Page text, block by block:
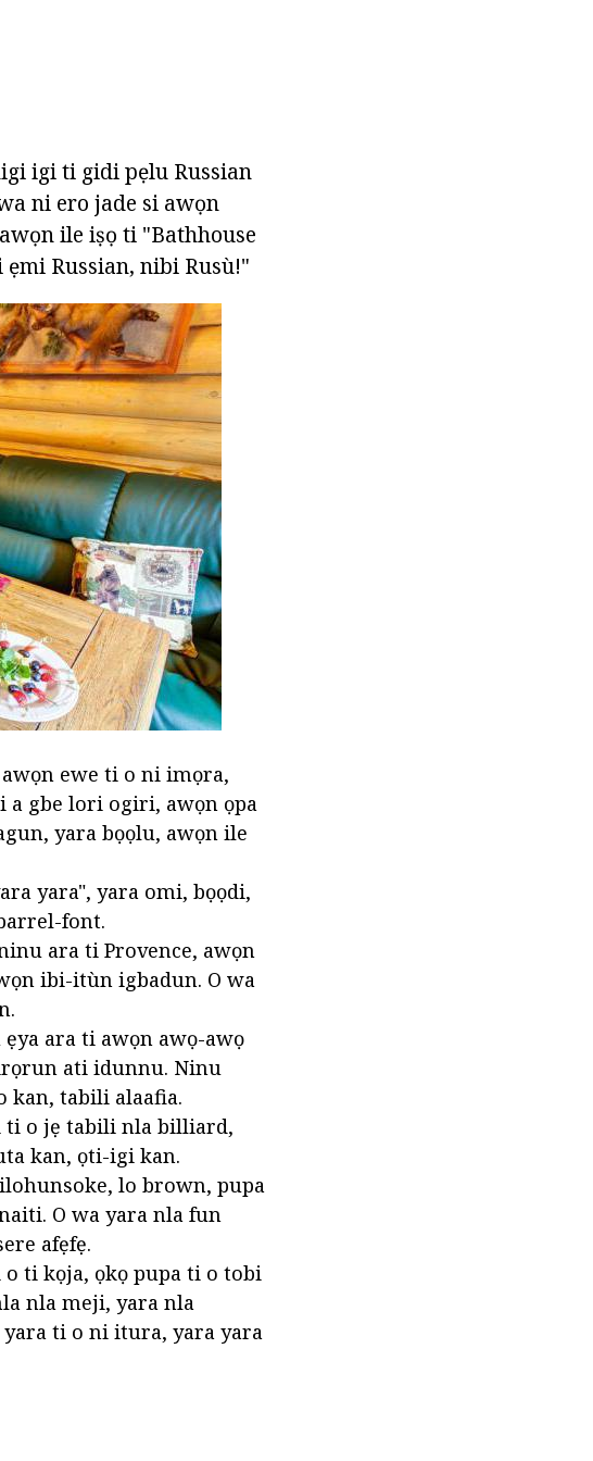
igi ti gidi pẹlu Russian
ni ero jade si awọn
ile iṣọ ti "Bathhouse
Russian, nibi Rusù!"
ewe ti o ni imọra,
a gbe lori ogiri, awọn ọpa
yara bọọlu, awọn ile
yara", yara omi, bọọdi,
font.
ara ti Provence, awọn
ibi-itùn igbadun. O wa
ara ti awọn awọ-awọ
ati idunnu. Ninu
kan, tabili alaafia.
ti o jẹ tabili nla billiard,
kan, ọti-igi kan.
lo brown, pupa
O wa yara nla fun
afẹfẹ.
ti kọja, ọkọ pupa ti o tobi
nla meji, yara nla
ti o ni itura, yara yara